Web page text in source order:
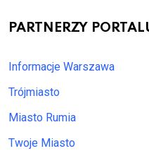
PARTNERZY
Informacje Warszawa
Trójmiasto
Miasto Rumia
Twoje Miasto